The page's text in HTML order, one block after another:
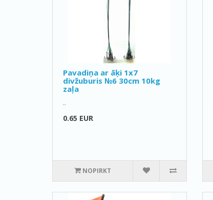
Pavadiņa ar āķi 1x7
divžuburis №6 30cm 10kg
zaļa
..
0.65 EUR
NOPIRKT